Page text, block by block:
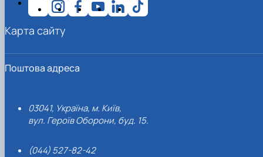
Поштова адреса
03041, Україна, м. Київ,
вул. Героїв Оборони, буд. 15.
(044) 527-82-42
Карта сайту